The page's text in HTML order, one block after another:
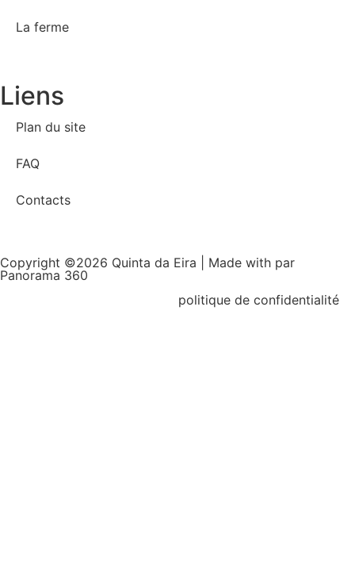
La ferme
Liens
Plan du site
FAQ
Contacts
Copyright ©2026 Quinta da Eira | Made with par
Panorama 360
politique de confidentialité